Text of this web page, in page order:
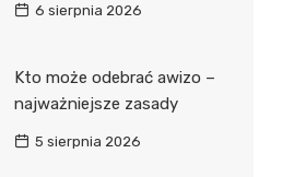
6 sierpnia 2026
Kto może odebrać awizo –
najważniejsze zasady
5 sierpnia 2026